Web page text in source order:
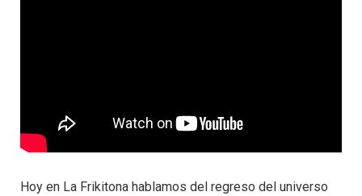
Hoy en La Frikitona hablamos del regreso del universo